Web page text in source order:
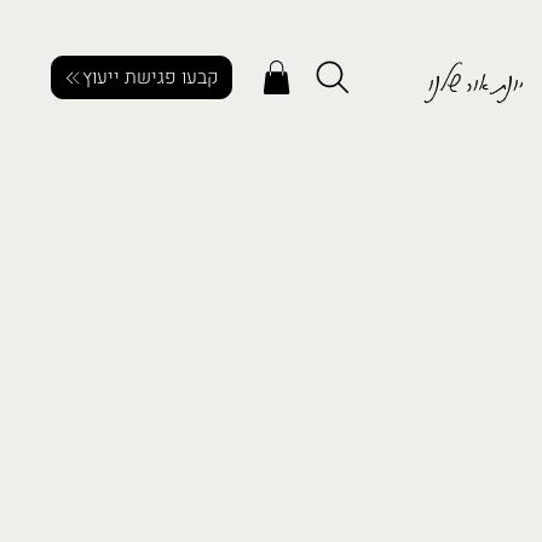
יונת אור שלנו קבעו פגישת ייעוץ